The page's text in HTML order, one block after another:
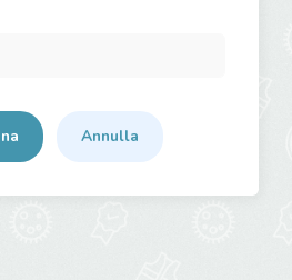
Annulla